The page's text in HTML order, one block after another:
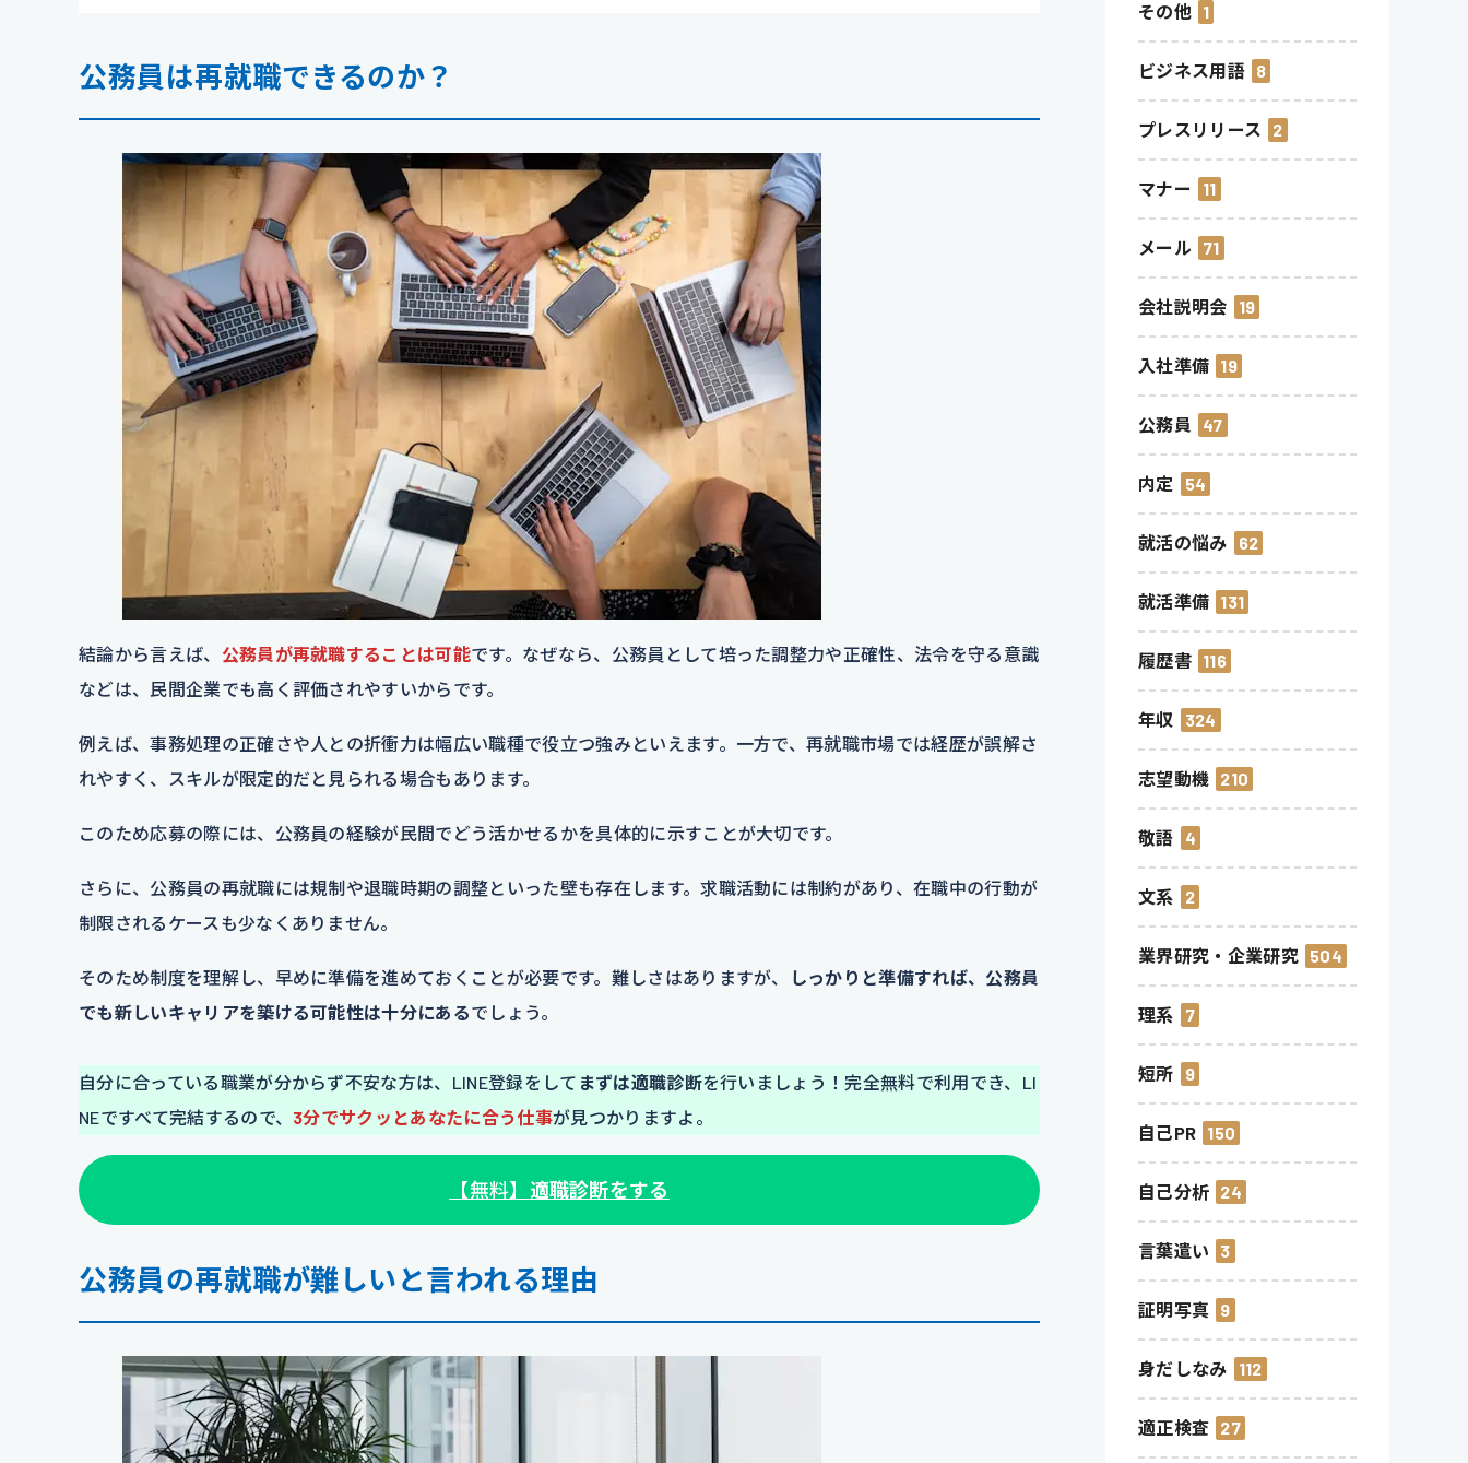
公務員は再就職できるのか？
結論から言えば、 公務員が再就職することは可能です。なぜなら、公務員として培った調整力や正確性、法令を守る意識
などは、民間企業でも高く評価されやすいからです。
例えば、事務処理の正確さや人との折衝力は幅広い職種で役立つ強みといえます。一方で、再就職市場では経歴が誤解さ
れやすく、スキルが限定的だと見られる場合もあります。
このため応募の際には、公務員の経験が民間でどう活かせるかを具体的に示すことが大切です。
さらに、公務員の再就職には規制や退職時期の調整といった壁も存在します。求職活動には制約があり、在職中の行動が
制限されるケースも少なくありません。
そのため制度を理解し、早めに準備を進めておくことが必要です。難しさはありますが、
しっかりと準備すれば、公務員
でも新しいキャリアを築ける可能性は十分にあるでしょう。
自分に合っている職業が分からず不安な方は、LINE登録をして まずは適職診断を行いましょう！完全無料で利用でき、LI
NEですべて完結するので、 3分でサクッとあなたに合う仕事が見つかりますよ。
【無料】 適職診断をする
公務員の再就職が難しいと言われる理由
その他 1
ビジネス用語 8
プレスリリース 2
マナー 11
メール 71
会社説明会 19
入社準備 19
公務員 47
内定 54
就活の悩み 62
就活準備 131
履歴書 116
年収 324
志望動機 210
敬語 4
文系 2
業界研究・企業研究 504
理系 7
短所 9
自己PR 150
自己分析 24
言葉遣い 3
証明写真 9
身だしなみ 112
適正検査 27